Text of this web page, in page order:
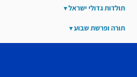
תולדות גדולי ישראל
תורה ופרשת שבוע